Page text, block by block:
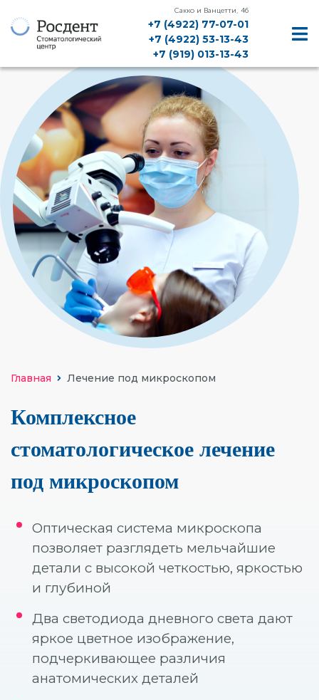
Сакко и Ванцетти, 46
+7 (4922) 77-07-01
+7 (4922) 53-13-43
+7 (919) 013-13-43
ДИАГНОСТИКА, КТ, РЕНТГЕН
ЛЕЧЕНИЕ ЗУБОВ
ЛЕЧЕНИЕ ДЕСЕН
ИМПЛАНТАЦИЯ
ПРОТЕЗИРОВАНИЕ
УДАЛЕНИЕ ЗУБОВ
ОТБЕЛИВАНИЕ
ГИГИЕНА
ДЕТСКАЯ СТОМАТОЛОГИЯ
ХИРУРГИЧЕСКАЯ СТОМАТОЛОГИЯ
Компьютерная томография
Прицельный снимок (1 зуб)
Главная Лечение под микроскопом
Комплексное
стоматологическое лечение
под микроскопом
Оптическая система микроскопа
позволяет разглядеть мельчайшие
детали с высокой четкостью, яркостью
и глубиной
Два светодиода дневного света дают
яркое цветное изображение,
подчеркивающее различия
анатомических деталей